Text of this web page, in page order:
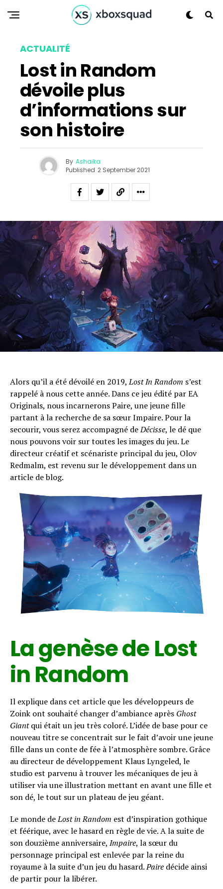
ACTUALITÉ
Lost in Random
dévoile plus
d’informations sur
son histoire
By Ashaika
Published 2 September 2021
Alors qu’il a été dévoilé en 2019,Lost In Random s’est
rappelé à nous cette année. Dans ce jeu édité par EA
Originals, nous incarnerons Paire, une jeune fille
partant à la recherche de sa sœur Impaire. Pour la
secourir, vous serez accompagné deDécisse, le dé que
nous pouvons voir sur toutes les images du jeu. Le
directeur créatif et scénariste principal du jeu, Olov
Redmalm, est revenu sur le développement dans un
article de blog.
La genèse de Lost
in Random
Il explique dans cet article que les développeurs de
Zoink ont souhaité changer d’ambiance après Ghost
Giantqui était un jeu très coloré. L’idée de base pour ce
nouveau titre se concentrait sur le fait d’avoir une jeune
fille dans un conte de fée à l’atmosphère sombre. Grâce
au directeur de développement Klaus Lyngeled, le
studio est parvenu à trouver les mécaniques de jeu à
utiliser via une illustration mettant en avant une fille et
son dé, le tout sur un plateau de jeu géant.
Le monde deLost in Random est d’inspiration gothique
et féérique, avec le hasard en règle de vie. A la suite de
son douzième anniversaire, Impaire, la sœur du
personnage principal est enlevée par la reine du
royaume à la suite d’un jeu du hasard.Paire décide ainsi
de partir pour la libérer.
Email